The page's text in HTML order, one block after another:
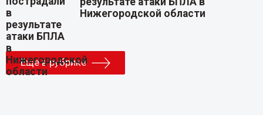
Нижегородской области
Еще в рубрике